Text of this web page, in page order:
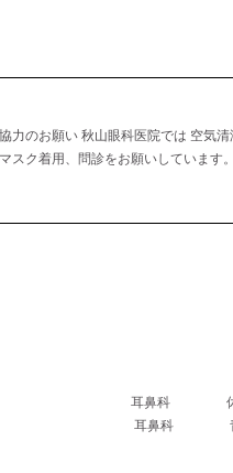
力のお願い 秋山眼科医院では 空気
スク着用、問診をお願いしています。
医師 耳鼻科
山院長 耳鼻科